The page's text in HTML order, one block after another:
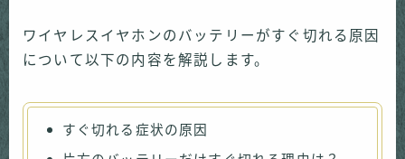
ワイヤレスイヤホンのバッテリーがすぐ切れる原因
について以下の内容を解説します。
すぐ切れる症状の原因